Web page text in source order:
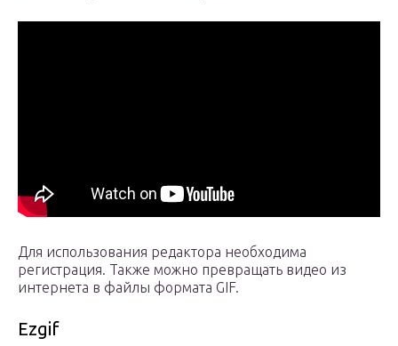
Для использования редактора необходима
регистрация. Также можно превращать видео из
интернета в файлы формата GIF.
Ezgif